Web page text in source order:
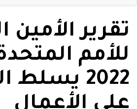
تقرير الأمين
للأمم
2022